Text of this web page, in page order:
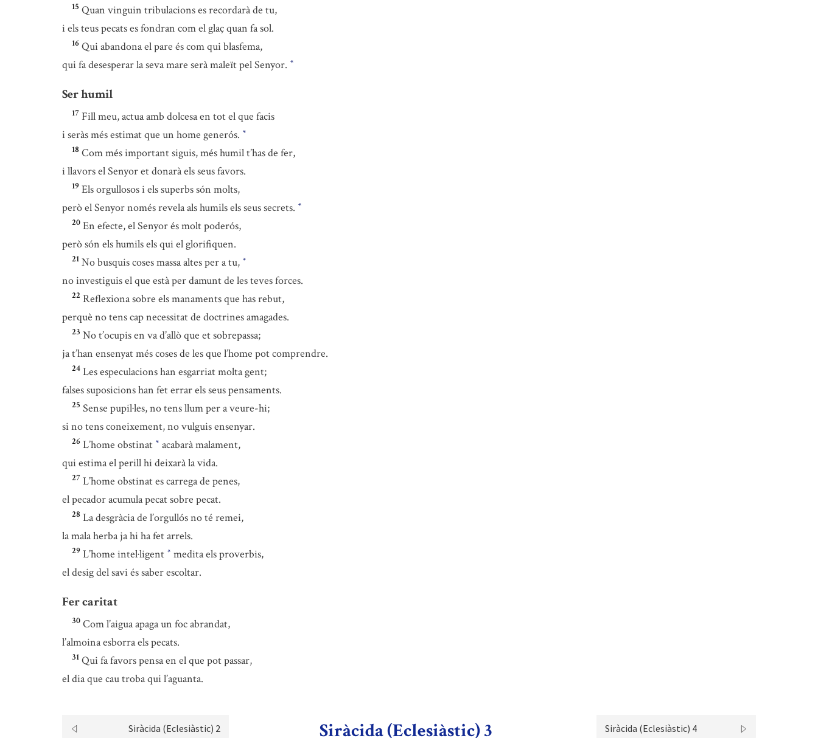
15 Quan vinguin tribulacions es recordarà de tu,
i els teus pecats es fondran com el glaç quan fa sol.
16 Qui abandona el pare és com qui blasfema,
qui fa desesperar la seva mare serà maleït pel Senyor. *
Ser humil
17 Fill meu, actua amb dolcesa en tot el que facis
i seràs més estimat que un home generós. *
18 Com més important siguis, més humil t’has de fer,
i llavors el Senyor et donarà els seus favors.
19 Els orgullosos i els superbs són molts,
però el Senyor només revela als humils els seus secrets. *
20 En efecte, el Senyor és molt poderós,
però són els humils els qui el glorifiquen.
21 No busquis coses massa altes per a tu, *
no investiguis el que està per damunt de les teves forces.
22 Reflexiona sobre els manaments que has rebut,
perquè no tens cap necessitat de doctrines amagades.
23 No t’ocupis en va d’allò que et sobrepassa;
ja t’han ensenyat més coses de les que l’home pot comprendre.
24 Les especulacions han esgarriat molta gent;
falses suposicions han fet errar els seus pensaments.
25 Sense pupil·les, no tens llum per a veure-hi;
si no tens coneixement, no vulguis ensenyar.
26 L’home obstinat * acabarà malament,
qui estima el perill hi deixarà la vida.
27 L’home obstinat es carrega de penes,
el pecador acumula pecat sobre pecat.
28 La desgràcia de l’orgullós no té remei,
la mala herba ja hi ha fet arrels.
29 L’home intel·ligent * medita els proverbis,
el desig del savi és saber escoltar.
Fer caritat
30 Com l’aigua apaga un foc abrandat,
l’almoina esborra els pecats.
31 Qui fa favors pensa en el que pot passar,
el dia que cau troba qui l’aguanta.
Siràcida (Eclesiàstic) 2 Siràcida (Eclesiàstic) 3 Siràcida (Eclesiàstic) 4